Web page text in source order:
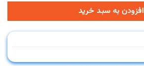
افزودن به سبد خرید